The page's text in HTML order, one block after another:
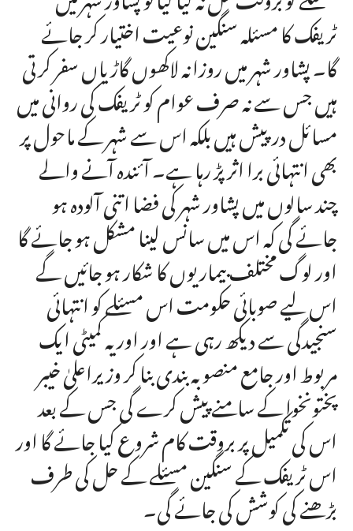
ٹریفک کا مسئلہ سنگین نوعیت اختیار کر جائے
گا۔ پشاور شہر میں روزانہ لاکھوں گاڑیاں سفر کرتی
ہیں جس سے نہ صرف عوام کو ٹریفک کی روانی میں
مسائل درپیش ہیں بلکہ اس سے شہر کے ماحول پر
بھی انتہائی برا اثر پڑ رہا ہے۔ آئندہ آنے والے
چند سالوں میں پشاور شہر کی فضا اتنی آلودہ ہو
جائے گی کہ اس میں سانس لینا مشکل ہو جائے گا
اور لوگ مختلف بیماریوں کا شکار ہو جائیں گے
اس لیے صوبائی حکومت اس مسئلے کو انتہائی
سنجیدگی سے دیکھ رہی ہے اور اور یہ کمیٹی ایک
مربوط اور جامع منصوبہ بندی بنا کر وزیراعلیٰ خیبر
پختونخوا کے سامنے پیش کرے گی جس کے بعد
اس کی تکمیل پر بروقت کام شروع کیا جائے گا اور
اس ٹریفک کے سنگین مسئلے کے حل کی طرف
بڑھنے کی کوشش کی جائے گی۔